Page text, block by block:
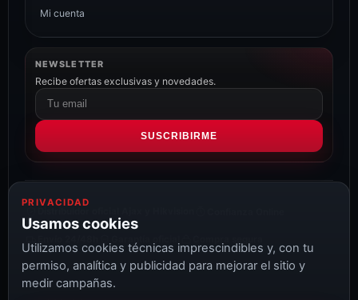
Mi cuenta
NEWSLETTER
Recibe ofertas exclusivas y novedades.
Correo
electrónico
SUSCRIBIRME
PRIVACIDAD
Usamos cookies
Utilizamos cookies técnicas imprescindibles y, con tu
permiso, analítica y publicidad para mejorar el sitio y
medir campañas.